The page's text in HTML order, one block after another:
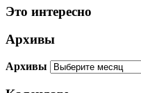
Это интересно
Архивы
Архивы